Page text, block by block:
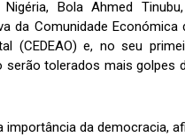
Bola Ahmed
da Comunidade Económica
(CEDEAO) e, no seu
serão tolerados mais golpes
importância da democracia,